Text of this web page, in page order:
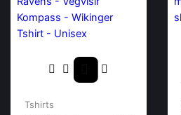
Tshirts